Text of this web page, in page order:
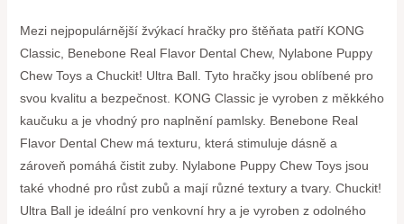
Mezi nejpopulárnější žvýkací hračky pro štěňata patří KONG
Classic, Benebone Real Flavor Dental Chew, Nylabone Puppy
Chew Toys a Chuckit! Ultra Ball. Tyto hračky jsou oblíbené pro
svou kvalitu a bezpečnost. KONG Classic je vyroben z měkkého
kaučuku a je vhodný pro naplnění pamlsky. Benebone Real
Flavor Dental Chew má texturu, která stimuluje dásně a
zároveň pomáhá čistit zuby. Nylabone Puppy Chew Toys jsou
také vhodné pro růst zubů a mají různé textury a tvary. Chuckit!
Ultra Ball je ideální pro venkovní hry a je vyroben z odolného